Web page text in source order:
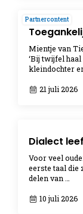
Mientje van
‘Bij twijfel
kleindochter
21 juli 2026
Partnercontent
Dialect
Voor veel
eerste taal die
delen van …
10 juli 2026